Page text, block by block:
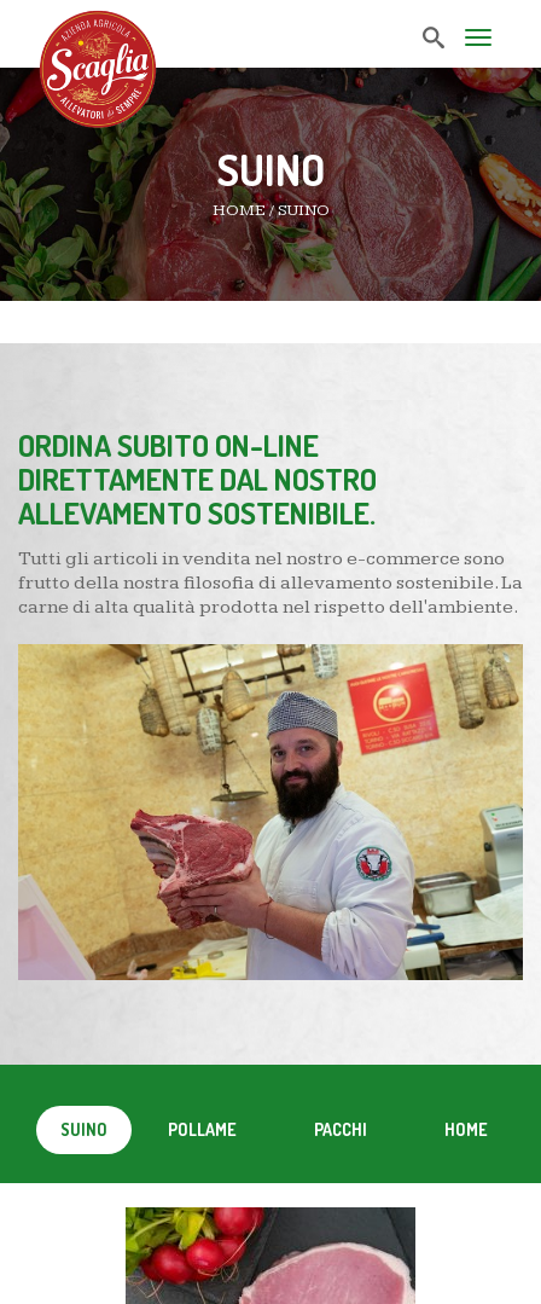
T
g
g
e
n
a
g
a
t
SUINO
HOME/SUINO
ORDINA SUBITO ON-LINE
DIRETTAMENTE DAL NOSTRO
ALLEVAMENTO SOSTENIBILE.
Tutti gli articoli in vendita nel nostro e-commerce sono
frutto della nostra filosofia di allevamento sostenibile. La
carne di alta qualità prodotta nel rispetto dell'ambiente.
SUINO POLLAME PACCHI HOME